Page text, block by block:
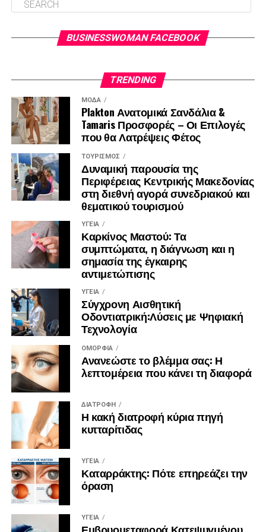
BUSINESSWOMAN FACEBOOK
TRENDING
ΜΌΔΑ
Plakton Ανατομικά Σανδάλια &
Tamaris Προσφορές – Οι Επιλογές
που θα Λατρέψεις Φέτος
ΤΟΥΡΙΣΜΌΣ
Δυναμική παρουσία της
Περιφέρειας Κεντρικής Μακεδονίας
στη διεθνή αγορά συνεδριακού και
θεματικού τουρισμού
ΥΓΕΊΑ
Καρκίνος Μαστού: Τα
συμπτώματα, η διάγνωση και η
σημασία της έγκαιρης
αντιμετώπισης
ΥΓΕΊΑ
Σύγχρονη Αισθητική
Οδοντιατρική:Λύσεις με Ψηφιακή
Τεχνολογία
ΟΜΟΡΦΙΆ
Ανανεώστε το βλέμμα σας: Η
λεπτομέρεια που κάνει τη διαφορά
ΔΙΑΤΡΟΦΉ
Η κακή διατροφή κύρια πηγή
κυτταρίτιδας
ΥΓΕΊΑ
Καταρράκτης: Πότε επηρεάζει την
όραση
ΥΓΕΊΑ